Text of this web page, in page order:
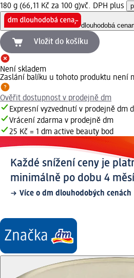
180 g (66,11 Kč za 100 g)vč. DPH plus
dlouhodobá cena
Vložit do košíku
Není skladem
Zaslání balíku u tohoto produktu není
Ověřit dostupnost v prodejně dm
Expresní vyzvednutí v prodejně dm
Vrácení zdarma v prodejně dm
25 Kč = 1 dm active beauty bod
Každé snížení ceny je
minimálně po dobu 4
Více o dm dlouhodobých cenách